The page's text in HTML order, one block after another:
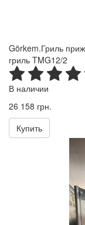
Görkem.Гриль
гриль TMG12/2
В наличии
26 158 грн.
Купить